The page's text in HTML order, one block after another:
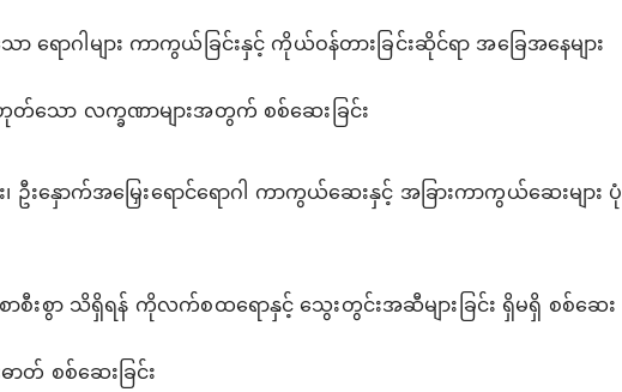
ောဂါများ ကာကွယ်ခြင်းနှင့် ကိုယ်ဝန်တားခြင်းဆိုင်ရာ အခြေအနေများ
တ်သော လက္ခဏာများအတွက် စစ်ဆေးခြင်း
းနှောက်အမြှေးရောင်ရောဂါ ကာကွယ်ဆေးနှင့် အခြားကာကွယ်ဆေးများ ပုံ
ာစီးစွာ သိရှိရန် ကိုလက်စထရောနှင့် သွေးတွင်းအဆီများခြင်း ရှိမရှိ စစ်ဆေး
တ် စစ်ဆေးခြင်း